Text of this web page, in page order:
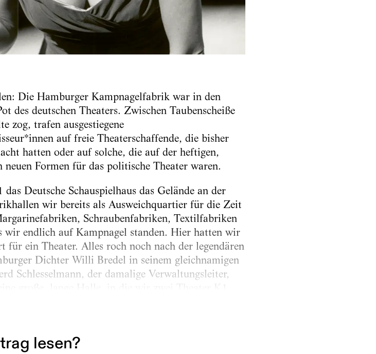
Die Hamburger Kampnagelfabrik war in den
des deutschen Theaters. Zwischen Taubenscheiße
zog, trafen ausgestiegene
auf freie Theaterschaffende, die bisher
hatten oder auf solche, die auf der heftigen,
Formen für das politische Theater waren.
Deutsche Schauspielhaus das Gelände an der
wir bereits als Ausweichquartier für die Zeit
Schraubenfabriken, Textilfabriken
endlich auf Kampnagel standen. Hier hatten wir
ein Theater. Alles roch noch nach der legendären
Dichter Willi Bredel in seinem gleichnamigen
Schlesselmann, der damalige Verwaltungsleiter,
lesen?